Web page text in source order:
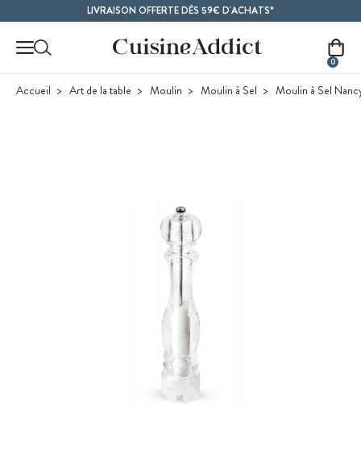
LIVRAISON OFFERTE DÈS 59€ D'ACHATS*
0
Accueil Art de la table Moulin Moulin à Sel Moulin à Sel